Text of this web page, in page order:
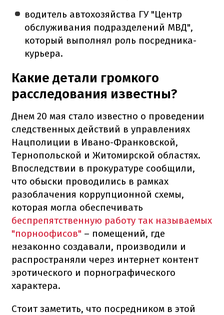
водитель автохозяйства ГУ "Центр
обслуживания подразделений МВД",
который выполнял роль посредника-
курьера.
Какие детали громкого
расследования известны?
Днем 20 мая стало известно о проведении
следственных действий в управлениях
Нацполиции в Ивано-Франковской,
Тернопольской и Житомирской областях.
Впоследствии в прокуратуре сообщили,
что обыски проводились в рамках
разоблачения коррупционной схемы,
которая могла обеспечивать
беспрепятственную работу так называемых
"порноофисов" – помещений, где
незаконно создавали, производили и
распространяли через интернет контент
эротического и порнографического
характера.
Стоит заметить, что посредником в этой